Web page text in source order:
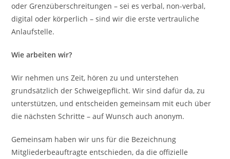
oder Grenzüberschreitungen – sei es verbal, non-verbal,
digital oder körperlich – sind wir die erste vertrauliche
Anlaufstelle.
Wie arbeiten wir?
Wir nehmen uns Zeit, hören zu und unterstehen
grundsätzlich der Schweigepflicht. Wir sind dafür da, zu
unterstützen, und entscheiden gemeinsam mit euch über
die nächsten Schritte – auf Wunsch auch anonym.
Gemeinsam haben wir uns für die Bezeichnung
Mitgliederbeauftragte entschieden, da die offizielle